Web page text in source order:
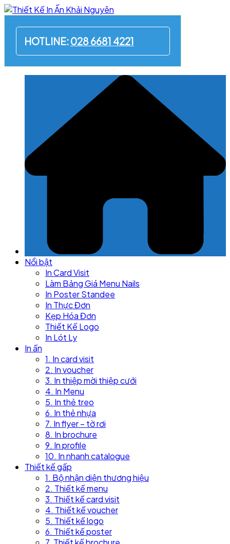
Skip
content
HOTLINE:028 6681 4221
Nổi bật
In Card Visit
Làm Bảng Giá Menu Nails
In Poster Standee
In Thực Đơn
Kẹp Hóa Đơn
Thiết Kế Logo
In Lót Ly
In ấn
1. In card visit
2. In voucher
3. In thiệp mời thiệp cưới
4. In Menu
5. In thẻ treo
6. In thẻ nhựa
7. In flyer – tờ rơi
8. In brochure
9. In profile
10. In nhanh catalogue
Thiết kế gấp
1. Bộ nhận diện thương hiệu
2. Thiết kế menu
3. Thiết kế card visit
4. Thiết kế voucher
5. Thiết kế logo
6. Thiết kế poster